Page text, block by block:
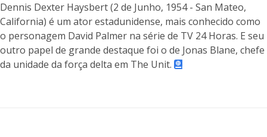
Dennis Dexter Haysbert (2 de Junho, 1954 - San Mateo,
California) é um ator estadunidense, mais conhecido como
o personagem David Palmer na série de TV 24 Horas. E seu
outro papel de grande destaque foi o de Jonas Blane, chefe
da unidade da força delta em The Unit.